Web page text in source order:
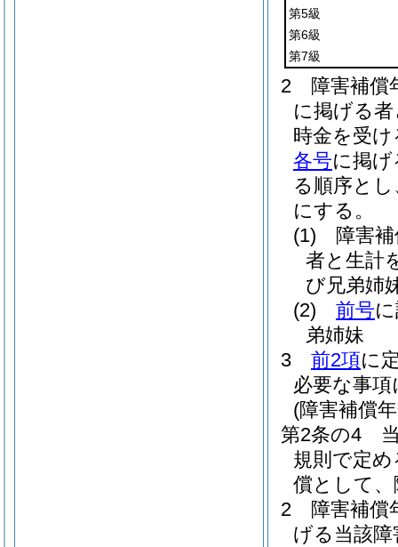
第5級
第6級
第7級
2
障害補償
に掲げる
時金を受
各号に掲
る順序と
にする。
(1)
障害
者と生計
び兄弟姉
(2)
前号
弟姉妹
3
前2項に
必要な事
(障害補償
第2条の4
規則で定
償として
2
障害補償
げる当該